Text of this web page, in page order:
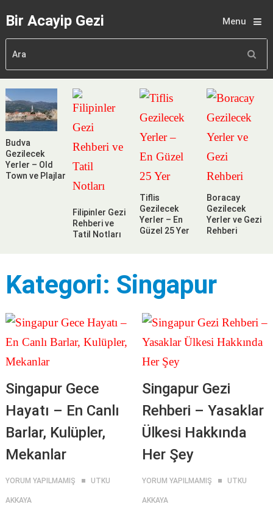
Bir Acayip Gezi Menu
Budva
Gezilecek
Yerler – Old
Town ve Plajlar
Filipinler Gezi
Rehberi ve
Tatil Notları
Tiflis
Gezilecek
Yerler – En
Güzel 25 Yer
Boracay
Gezilecek
Yerler ve Gezi
Rehberi
Kategori: Singapur
Singapur Gece
Hayatı – En Canlı
Barlar, Kulüpler,
Mekanlar
YORUM YAPILMAMIŞ UTKU
AKKAYA
Singapur Gezi
Rehberi – Yasaklar
Ülkesi Hakkında
Her Şey
YORUM YAPILMAMIŞ UTKU
AKKAYA